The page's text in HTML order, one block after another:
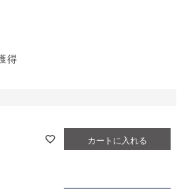
得
カートに入れる